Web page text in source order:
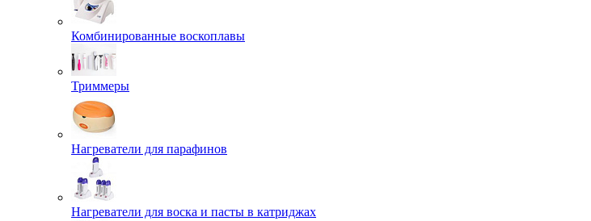
Комбинированные воскоплавы
Триммеры
Нагреватели для парафинов
Нагреватели для воска и пасты в катриджах